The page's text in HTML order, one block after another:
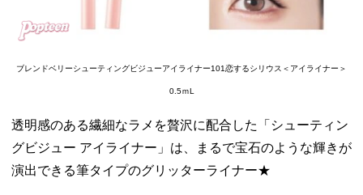
ブレンドベリーシューティングビジューアイライナー101恋するシリウス＜アイライナー＞
0.5ｍL
透明感のある繊細なラメを贅沢に配合した「シューティン
グビジュー アイライナー」は、まるで宝石のような輝きが
演出できる筆タイプのグリッターライナー★